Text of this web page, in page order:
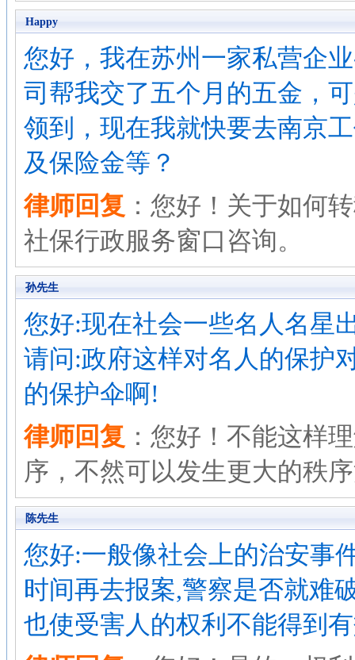
Happy
您好，我在苏州一家私营企
司帮我交了五个月的五金，
领到，现在我就快要去南京
及保险金等？
律师回复 ：您好！关于如何
社保行政服务窗口咨询。
孙先生
您好:现在社会一些名人名星
请问:政府这样对名人的保护
的保护伞啊!
律师回复 ：您好！不能这样
序，不然可以发生更大的秩
陈先生
您好:一般像社会上的治安事
时间再去报案,警察是否就难
也使受害人的权利不能得到